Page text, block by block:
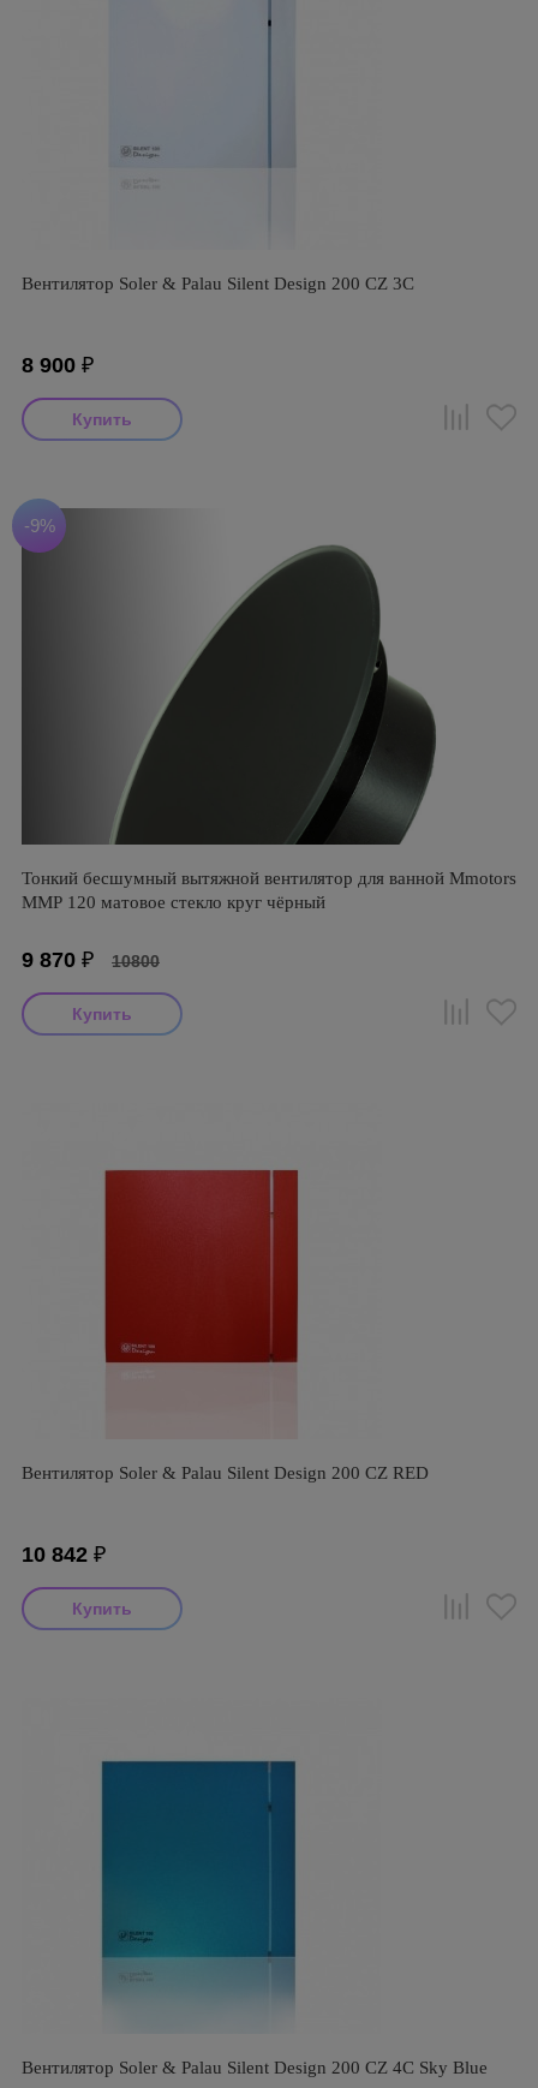
Вентилятор Soler & Palau Silent Design 200 CZ 3C
8 900 ₽
-9%
Тонкий бесшумный вытяжной вентилятор для ванной Mmotors
ММР 120 матовое стекло круг чёрный
9 870 ₽ 10800
Вентилятор Soler & Palau Silent Design 200 CZ RED
10 842 ₽
Вентилятор Soler & Palau Silent Design 200 CZ 4C Sky Blue